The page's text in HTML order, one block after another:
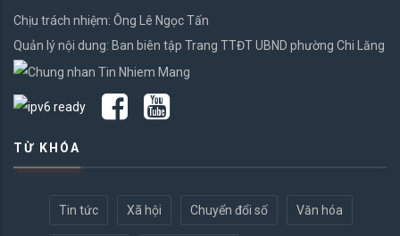
Chịu trách nhiệm: Ông Lê Ngọc Tấn
Quản lý nội dung: Ban biên tập Trang TTĐT UBND phường Chi Lăng
TỪ KHÓA
Tin tức Xã hội Chuyển đổi số Văn hóa